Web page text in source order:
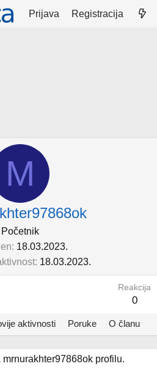
Prijava Registracija
M
Početnik
18.03.2023.
18.03.2023.
Reakcija
0
aktivnosti Poruke O članu
profilu.